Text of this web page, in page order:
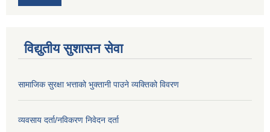
विद्युतीय सुशासन सेवा
सामाजिक सुरक्षा भत्ताको भुक्तानी पाउने व्यक्तिको विवरण
व्यवसाय दर्ता/नविकरण निवेदन दर्ता